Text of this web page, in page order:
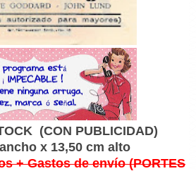
(CON PUBLICIDAD)
x 13,50 cm alto
+ Gastos de envío(PORTES